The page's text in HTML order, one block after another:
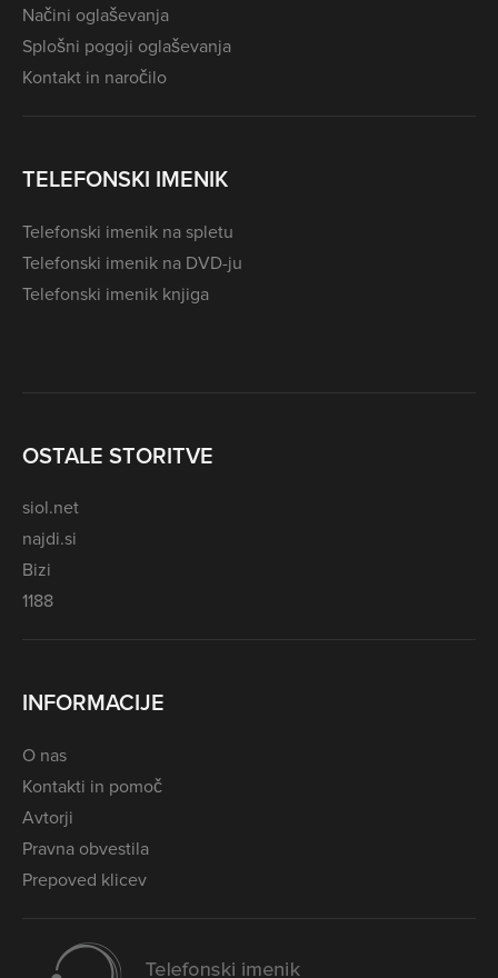
Načini oglaševanja
Splošni pogoji oglaševanja
Kontakt in naročilo
TELEFONSKI IMENIK
Telefonski imenik na spletu
Telefonski imenik na DVD-ju
Telefonski imenik knjiga
OSTALE STORITVE
siol.net
najdi.si
Bizi
1188
INFORMACIJE
O nas
Kontakti in pomoč
Avtorji
Pravna obvestila
Prepoved klicev